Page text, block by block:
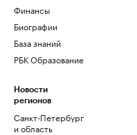
Финансы
Биографии
База знаний
РБК Образование
Новости
регионов
Санкт-Петербург
и область